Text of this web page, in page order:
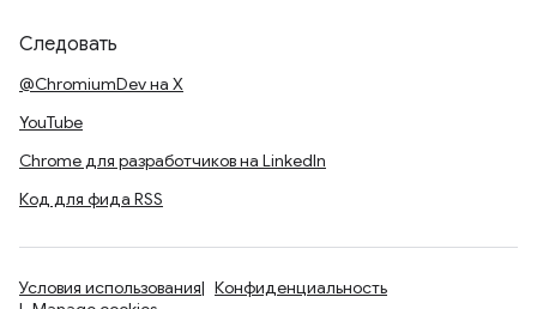
Следовать
@ChromiumDev на X
YouTube
Chrome для разработчиков на LinkedIn
Код для фида RSS
Условия использования
Конфиденциальность